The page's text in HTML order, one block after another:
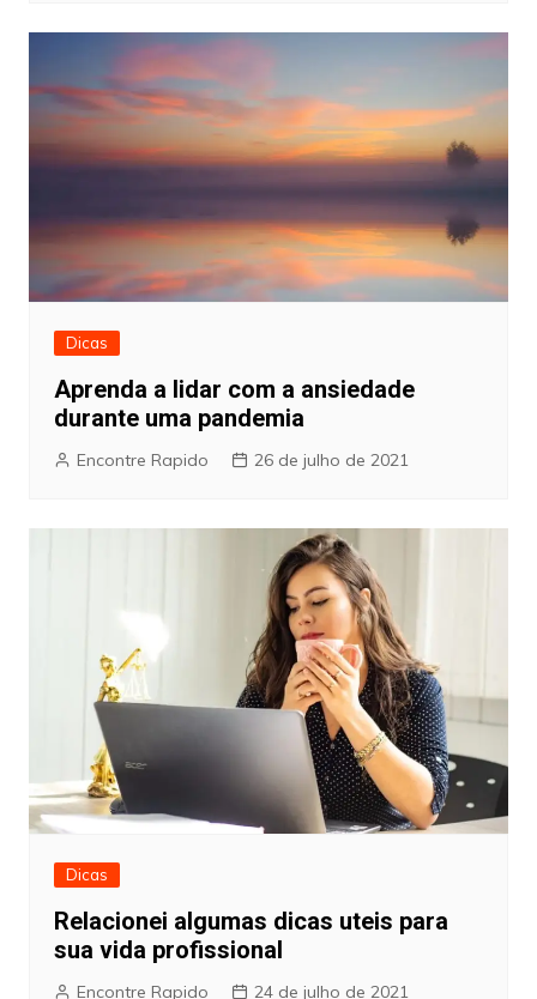
Dicas
Aprenda a lidar com a ansiedade
durante uma pandemia
Encontre Rapido 26 de julho de 2021
Dicas
Relacionei algumas dicas uteis para
sua vida profissional
Encontre Rapido 24 de julho de 2021